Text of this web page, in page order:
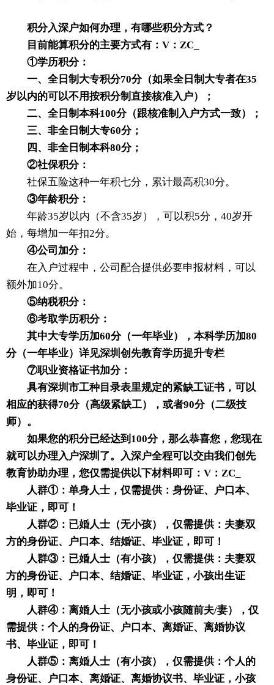
积分入深户如何办理，有哪些积分方式？
目前能算积分的主要方式有：V：ZC_
①学历积分：
一、全日制大专积分70分（如果全日制大专者在35
岁以内的可以不用按积分制直接核准入户）；
二、全日制本科100分（跟核准制入户方式一致）；
三、非全日制大专60分；
四、非全日制本科80分；
②社保积分：
社保五险这种一年积七分，累计最高积30分。
③年龄积分：
年龄35岁以内（不含35岁），可以积5分，40岁开
始，每增加一年扣2分。
④公司加分：
在入户过程中，公司配合提供必要申报材料，可以
额外加10分。
⑤纳税积分：
⑥考取学历积分：
其中大专学历加60分（一年毕业），本科学历加80
分（一年毕业）详见深圳创先教育学历提升专栏
⑦职业资格证书加分：
具有深圳市工种目录表里规定的紧缺工证书，可以
相应的获得70分（高级紧缺工），或者90分（二级技
师）。
如果您的积分已经达到100分，那么恭喜您，您现在
就可以办理入户深圳了。入深户全程可以交由我们创先
教育协助办理，您仅需提供以下材料即可：V：ZC_
人群①：单身人士，仅需提供：身份证、户口本、
毕业证，即可！
人群②：已婚人士（无小孩），仅需提供：夫妻双
方的身份证、户口本、结婚证、毕业证，即可！
人群③：已婚人士（有小孩），仅需提供：夫妻双
方的身份证、户口本、结婚证、毕业证，小孩出生证
明，即可！
人群④：离婚人士（无小孩或小孩随前夫/妻），仅
需提供：个人的身份证、户口本、离婚证、离婚协议
书、毕业证，即可！
人群⑤：离婚人士（有小孩），仅需提供：个人的
身份证、户口本、离婚证、离婚协议书、毕业证，小孩